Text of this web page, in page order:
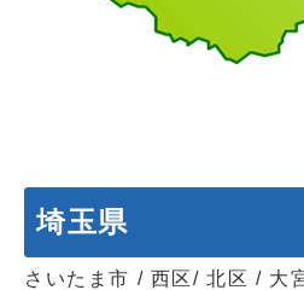
埼玉県
さいたま市 / 西区/ 北区 / 大